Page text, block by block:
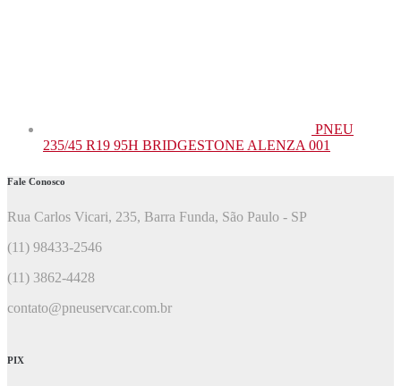
PNEU
235/45 R19 95H BRIDGESTONE ALENZA 001
Fale Conosco
Rua Carlos Vicari, 235, Barra Funda, São Paulo - SP
(11) 98433-2546
(11) 3862-4428
contato@pneuservcar.com.br
PIX